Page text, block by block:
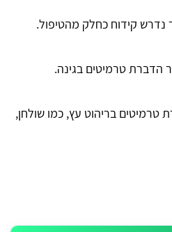
להדברת טרמיטים בריהוט עץ, כמו שולחן,